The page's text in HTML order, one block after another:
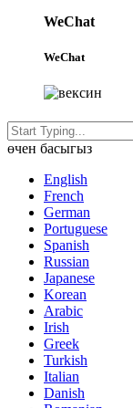
WeChat
WeChat
өчен басыгыз
English
French
German
Portuguese
Spanish
Russian
Japanese
Korean
Arabic
Irish
Greek
Turkish
Italian
Danish